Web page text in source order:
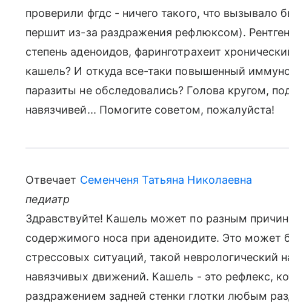
проверили фгдс - ничего такого, что вызывало
першит из-за раздражения рефлюксом).
степень аденоидов, фаринготрахеит
кашель? И откуда все-таки повышенный
паразиты не обследовались? Голова кругом,
навязчивей... Помогите советом, пожалуйста!
Отвечает Семенченя Татьяна Николаевна
педиатр
Здравствуйте! Кашель может по разным
содержимого носа при аденоидите. Это может
стрессовых ситуаций, такой неврологический
навязчивых движений. Кашель - это рефлекс,
раздражением задней стенки глотки любым